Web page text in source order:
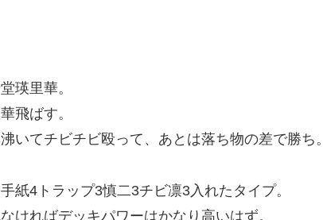
瑛里華。
飛ばす。
いてチビチビ殴って、あとは落ち物の差で勝ち。
紙4トラップ3慎二3チビ凛3入れたタイプ。
ければデッキパワーはかなり高いはず。